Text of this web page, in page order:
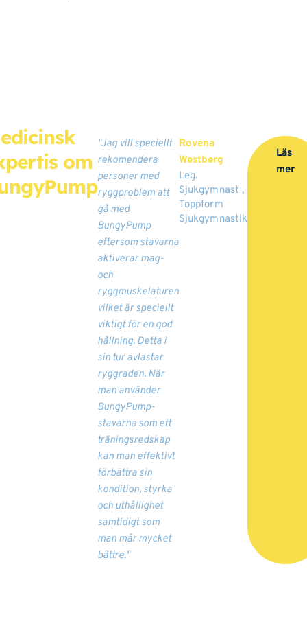
om
"Jag vill speciellt
rekomendera
personer med
ryggproblem att
gå med
BungyPump
eftersom stavarna
aktiverar mag-
och
ryggmuskelaturen
vilket är speciellt
viktigt för en god
hållning. Detta i
sin tur avlastar
ryggraden. När
man använder
BungyPump-
stavarna som ett
träningsredskap
kan man effektivt
förbättra sin
kondition, styrka
och uthållighet
samtidigt som
man mår mycket
bättre."
Rovena
Westberg
Leg.
Sjukgymnast ,
Toppform
Sjukgymnastik
Läs
mer